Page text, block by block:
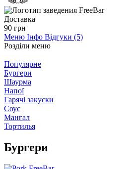
Доставка
90 грн
Меню Інфо Відгуки (5)
Розділи меню
Популярне
Бургери
Шаурма
Напої
Гарячі закуски
Соус
Мангал
Тортилья
Бургери